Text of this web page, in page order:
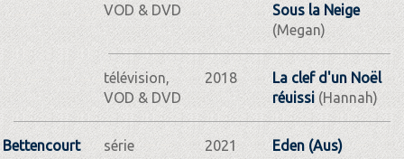
VOD & DVD
Sous la Neige
(Megan)
télévision,
VOD & DVD
2018
La clef d'un Noël
réuissi(Hannah)
Bettencourt
série 2021
Eden (Aus)